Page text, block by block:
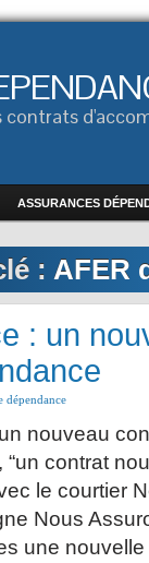
contrats
ASSURANCES
: AFER
: un
dépendance
nouveau
contrat
le courtier
Nous
une